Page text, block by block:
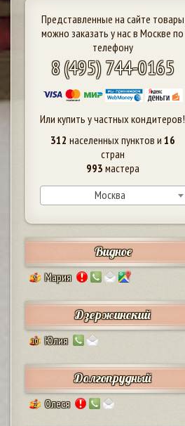
Представленные на сайте товары
можно заказать у нас в Москве по
телефону
8 (495) 744-0165
Или купить у частных кондитеров!
312 населенных пунктов и 16
стран
993 мастера
Москва
Видное
5 Мария
Дзержинский
10 Юлия
Долгопрудный
2 Олеся